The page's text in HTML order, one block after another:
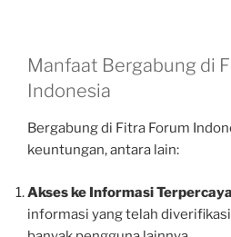
Manfaat Bergabung di
Indonesia
Bergabung di Fitra Forum
keuntungan, antara lain:
Akses ke Informasi Terpercaya
informasi yang telah